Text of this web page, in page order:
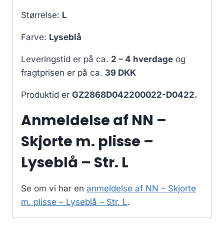
Størrelse: L
Farve: Lyseblå
Leveringstid er på ca. 2 – 4 hverdage og
fragtprisen er på ca. 39 DKK
Produktid er GZ2868D042200022-D0422.
Anmeldelse af NN –
Skjorte m. plisse –
Lyseblå – Str. L
Se om vi har en anmeldelse af NN – Skjorte
m. plisse – Lyseblå – Str. L.